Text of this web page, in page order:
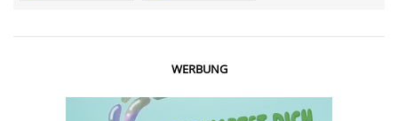
WERBUNG